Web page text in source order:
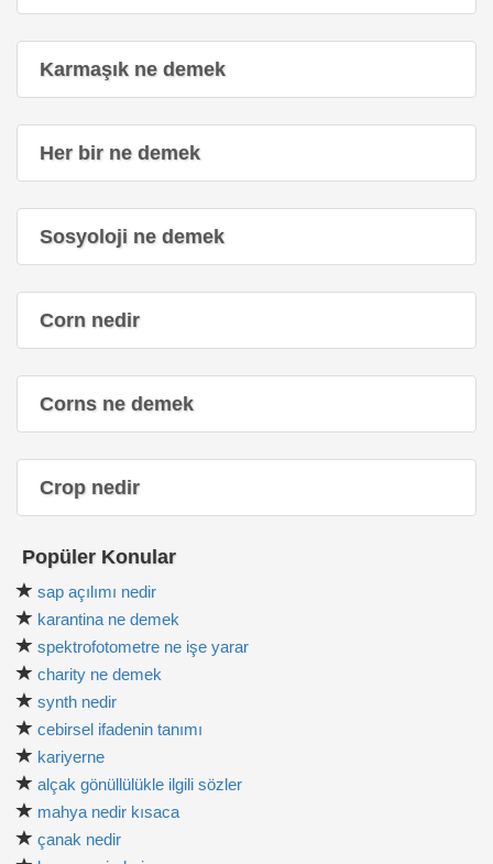
Karmaşık ne demek
Her bir ne demek
Sosyoloji ne demek
Corn nedir
Corns ne demek
Crop nedir
Popüler Konular
sap açılımı nedir
karantina ne demek
spektrofotometre ne işe yarar
charity ne demek
synth nedir
cebirsel ifadenin tanımı
kariyerne
alçak gönüllülükle ilgili sözler
mahya nedir kısaca
çanak nedir